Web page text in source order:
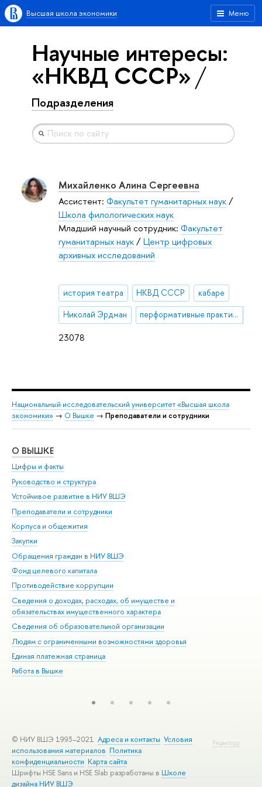
Меню
Высшая школа экономики
Научные интересы:
«НКВД СССР»
Подразделения
23078
Михайленко Алина Сергеевна
Ассистент: Факультет гуманитарных наук/
Школа филологических наук
Младший научный сотрудник: Факультет
гуманитарных наук/Центр цифровых
архивных исследований
история театра НКВД СССР кабаре
Николай Эрдман перформативные практики Восточной Европы
Национальный исследовательский университет «Высшая школа
экономики» → О Вышке → Преподаватели и сотрудники
О ВЫШКЕ
Цифры и факты
Руководство и структура
Устойчивое развитие в НИУ ВШЭ
Преподаватели и сотрудники
Корпуса и общежития
Закупки
Обращения граждан в НИУ ВШЭ
Фонд целевого капитала
Противодействие коррупции
Сведения о доходах, расходах, об имуществе и
обязательствах имущественного характера
Сведения об образовательной организации
Людям с ограниченными возможностями здоровья
Единая платежная страница
Работа в Вышке
Редактору
© НИУ ВШЭ 1993–2021 Адреса и контакты Условия
использования материалов Политика
конфиденциальности Карта сайта
Шрифты HSE Sans и HSE Slab разработаны в Школе
дизайна НИУ ВШЭ